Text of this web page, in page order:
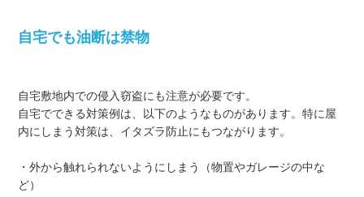
自宅でも油断は禁物
自宅敷地内での侵入窃盗にも注意が必要です。
自宅でできる対策例は、以下のようなものがあります。特に屋
内にしまう対策は、イタズラ防止にもつながります。
・外から触れられないようにしまう（物置やガレージの中な
ど）